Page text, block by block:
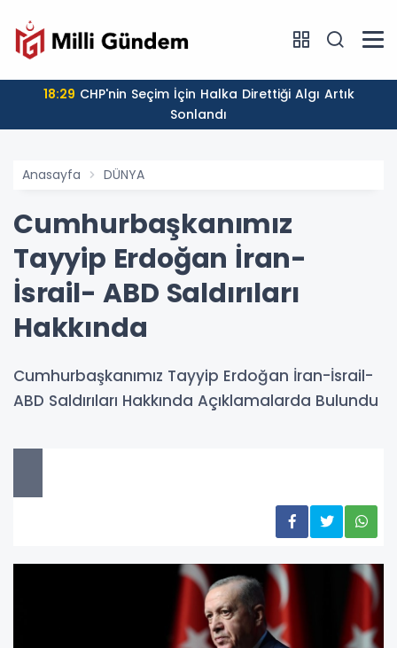
18:29
Sonlandı
Anasayfa DÜNYA
Cumhurbaşkanımız
Tayyip Erdoğan İran-
İsrail- ABD Saldırıları
Hakkında
Cumhurbaşkanımız Tayyip Erdoğan İran-İsrail-
ABD Saldırıları Hakkında Açıklamalarda Bulundu